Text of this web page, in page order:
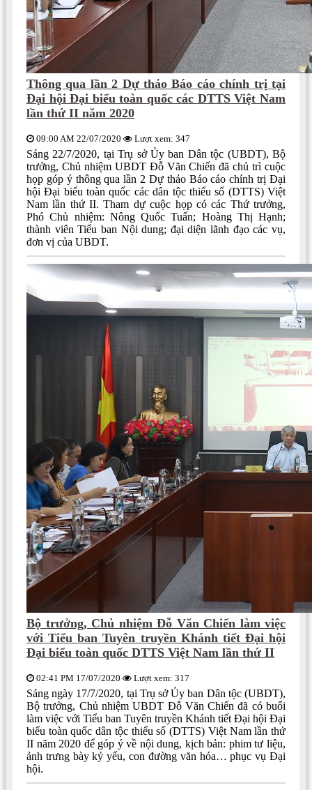
Thông qua lần 2 Dự thảo Báo cáo chính trị tại
Đại hội Đại biểu toàn quốc các DTTS Việt Nam
lần thứ II năm 2020
09:00 AM 22/07/2020 Lượt xem: 347
Sáng 22/7/2020, tại Trụ sở Ủy ban Dân tộc (UBDT), Bộ
trưởng, Chủ nhiệm UBDT Đỗ Văn Chiến đã chủ trì cuộc
họp góp ý thông qua lần 2 Dự thảo Báo cáo chính trị Đại
hội Đại biểu toàn quốc các dân tộc thiểu số (DTTS) Việt
Nam lần thứ II. Tham dự cuộc họp có các Thứ trưởng,
Phó Chủ nhiệm: Nông Quốc Tuấn; Hoàng Thị Hạnh;
thành viên Tiểu ban Nội dung; đại diện lãnh đạo các vụ,
đơn vị của UBDT.
Bộ trưởng, Chủ nhiệm Đỗ Văn Chiến làm việc
với Tiểu ban Tuyên truyền Khánh tiết Đại hội
Đại biểu toàn quốc DTTS Việt Nam lần thứ II
02:41 PM 17/07/2020 Lượt xem: 317
Sáng ngày 17/7/2020, tại Trụ sở Ủy ban Dân tộc (UBDT),
Bộ trưởng, Chủ nhiệm UBDT Đỗ Văn Chiến đã có buổi
làm việc với Tiểu ban Tuyên truyền Khánh tiết Đại hội Đại
biểu toàn quốc dân tộc thiểu số (DTTS) Việt Nam lần thứ
II năm 2020 để góp ý về nội dung, kịch bản: phim tư liệu,
ảnh trưng bày kỷ yếu, con đường văn hóa… phục vụ Đại
hội.